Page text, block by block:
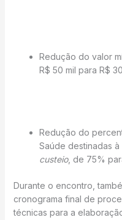
Redução do valor
R$ 50 mil para R$
Redução do
Saúde destinadas
custeio, de 75%
Durante o encontro,
cronograma final de
técnicas para a